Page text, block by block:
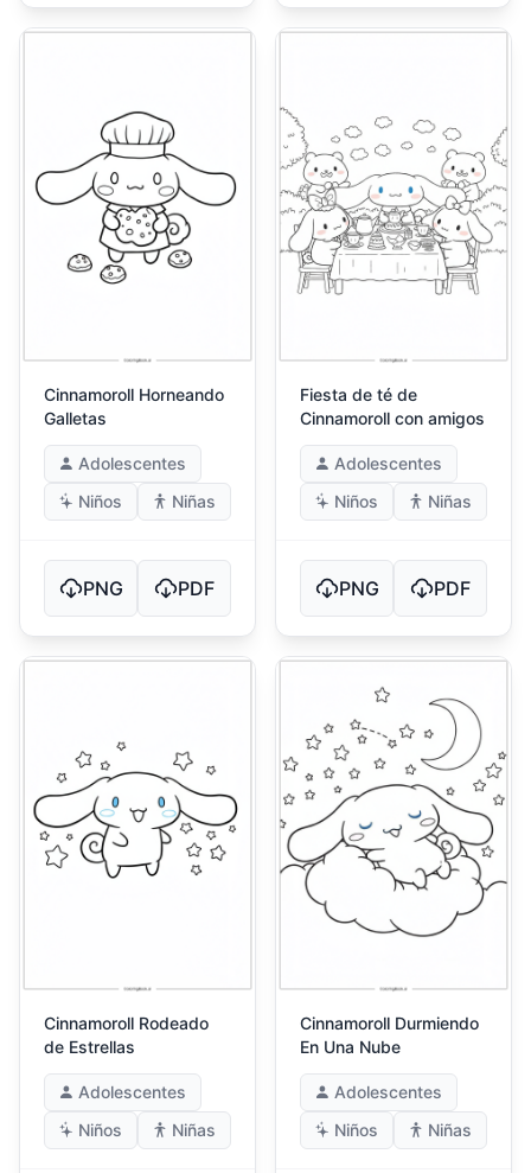
Cinnamoroll Horneando
Galletas
Adolescentes
Niños
Niñas
PNG PDF
Fiesta de té de
Cinnamoroll con amigos
Adolescentes
Niños
Niñas
PNG PDF
Cinnamoroll Rodeado
de Estrellas
Adolescentes
Niños
Niñas
Cinnamoroll Durmiendo
En Una Nube
Adolescentes
Niños
Niñas